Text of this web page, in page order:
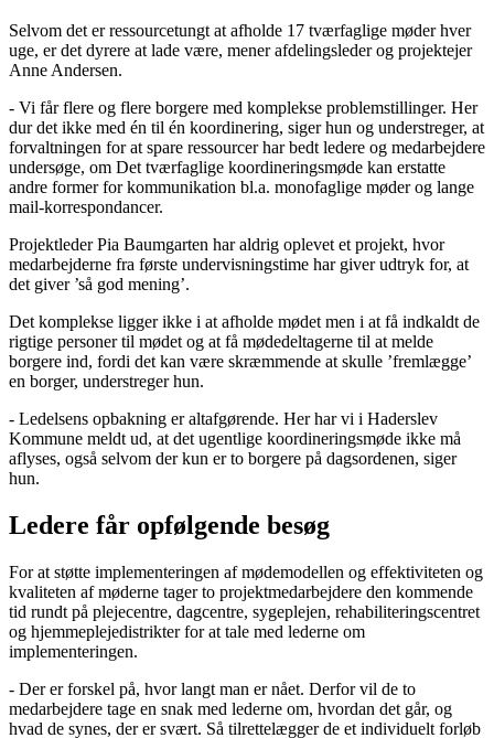
Selvom det er ressourcetungt at afholde 17 tværfaglige møder hver
uge, er det dyrere at lade være, mener afdelingsleder og projektejer
Anne Andersen.
- Vi får flere og flere borgere med komplekse problemstillinger. Her
dur det ikke med én til én koordinering, siger hun og understreger, at
forvaltningen for at spare ressourcer har bedt ledere og medarbejdere
undersøge, om Det tværfaglige koordineringsmøde kan erstatte
andre former for kommunikation bl.a. monofaglige møder og lange
mail-korrespondancer.
Projektleder Pia Baumgarten har aldrig oplevet et projekt, hvor
medarbejderne fra første undervisningstime har giver udtryk for, at
det giver ’så god mening’.
Det komplekse ligger ikke i at afholde mødet men i at få indkaldt de
rigtige personer til mødet og at få mødedeltagerne til at melde
borgere ind, fordi det kan være skræmmende at skulle ’fremlægge’
en borger, understreger hun.
- Ledelsens opbakning er altafgørende. Her har vi i Haderslev
Kommune meldt ud, at det ugentlige koordineringsmøde ikke må
aflyses, også selvom der kun er to borgere på dagsordenen, siger
hun.
Ledere får opfølgende besøg
For at støtte implementeringen af mødemodellen og effektiviteten og
kvaliteten af møderne tager to projektmedarbejdere den kommende
tid rundt på plejecentre, dagcentre, sygeplejen, rehabiliteringscentret
og hjemmeplejedistrikter for at tale med lederne om
implementeringen.
- Der er forskel på, hvor langt man er nået. Derfor vil de to
medarbejdere tage en snak med lederne om, hvordan det går, og
hvad de synes, der er svært. Så tilrettelægger de et individuelt forløb